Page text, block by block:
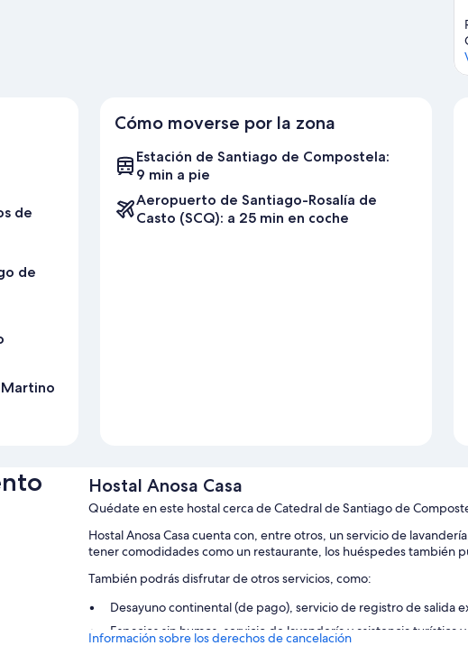
de
de
Cómo moverse por la zona
Estación de Santiago de Compostela:
9 min a pie
Aeropuerto de Santiago-Rosalía de
Casto (SCQ): a 25 min en coche
Hostal Anosa Casa
Quédate en este hostal cerca de Catedral de Santiago de
Hostal Anosa Casa cuenta con, entre otros, un servicio de
tener comodidades como un restaurante, los huéspedes también
También podrás disfrutar de otros servicios, como:
Desayuno continental (de pago), servicio de registro de salida
Espacios sin humos, servicio de lavandería y asistencia turística
Información sobre los derechos de cancelación